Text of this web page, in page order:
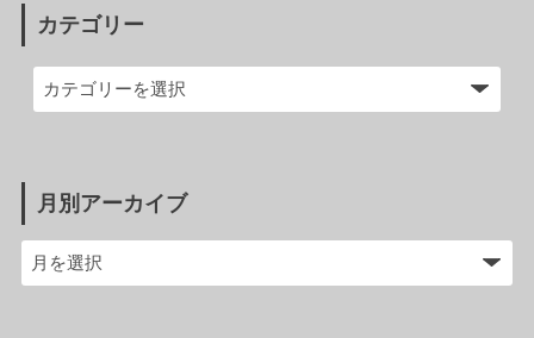
カテゴリー
月別アーカイブ